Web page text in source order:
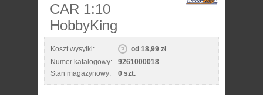
CAR 1:10
HobbyKing
Koszt wysyłki:
od 18,99 zł
Numer katalogowy:
9261000018
Stan magazynowy:
0 szt.